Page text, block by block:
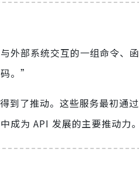
外部系统交互的一组命令、函
。”
到了推动。这些服务最初通过
为 API 发展的主要推动力。